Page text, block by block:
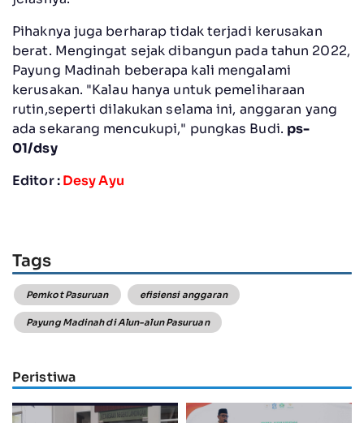
Pihaknya juga berharap tidak terjadi kerusakan
berat. Mengingat sejak dibangun pada tahun 2022,
Payung Madinah beberapa kali mengalami
kerusakan. "Kalau hanya untuk pemeliharaan
rutin,seperti dilakukan selama ini, anggaran yang
ada sekarang mencukupi," pungkas Budi. ps-
01/dsy
Editor :Desy Ayu
Tags
Pemkot Pasuruan efisiensi anggaran
Payung Madinah di Alun-alun Pasuruan
Peristiwa